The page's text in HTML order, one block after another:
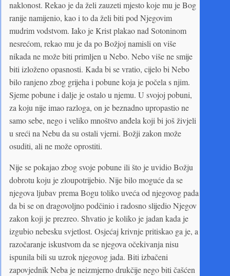
naklonost. Rekao je da želi zauzeti mjesto koje mu je Bog
ranije namijenio, kao i to da želi biti pod Njegovim
mudrim vodstvom. Iako je Krist plakao nad Sotoninom
nesrećom, rekao mu je da po Božjoj namisli on više
nikada ne može biti primljen u Nebo. Nebo više ne smije
biti izloženo opasnosti. Kada bi se vratio, cijelo bi Nebo
bilo ranjeno zbog grijeha i pobune koja je počela s njim.
Sjeme pobune i dalje je ostalo u njemu. U svojoj pobuni,
za koju nije imao razloga, on je beznadno upropastio ne
samo sebe, nego i veliko mnoštvo anđela koji bi još živjeli
u sreći na Nebu da su ostali vjerni. Božji zakon može
osuditi, ali ne može oprostiti.
Nije se pokajao zbog svoje pobune ili što je uvidio Božju
dobrotu koju je zloupotrijebio. Nije bilo moguće da se
njegova ljubav prema Bogu toliko uveća od njegovog pada
da bi se on dragovoljno podčinio i radosno slijedio Njegov
zakon koji je prezreo. Shvatio je koliko je jadan kada je
izgubio nebesku svjetlost. Osjećaj krivnje pritiskao ga je, a
razočaranje iskustvom da se njegova očekivanja nisu
ispunila bili su uzrok njegovog jada. Biti izbačeni
zapovjednik Neba je neizmjerno drukčije nego biti čašćen